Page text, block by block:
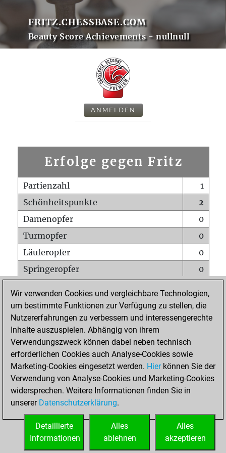
FRITZ.CHESSBASE.COM
Beauty Score Achievements - nullnull
ANMELDEN
Erfolge gegen Fritz
Partienzahl
1
Schönheitspunkte
2
Damenopfer
0
Turmopfer
0
Läuferopfer
0
Springeropfer
0
Matt auf vollem Brett
0
Bauer setzt Matt
0
Erstickte Matts
Unterverwandlungen
Türme auf der siebten
0
STARTSEITE
Wir verwenden Cookies und vergleichbare Technologien,
um bestimmte Funktionen zur Verfügung zu stellen, die
Nutzererfahrungen zu verbessern und interessengerechte
Inhalte auszuspielen. Abhängig von ihrem
Verwendungszweck können dabei neben technisch
erforderlichen Cookies auch Analyse-Cookies sowie
Marketing-Cookies eingesetzt werden. Hierkönnen Sie der
Verwendung von Analyse-Cookies und Marketing-Cookies
widersprechen. Weitere Informationen finden Sie in
unserer Datenschutzerklärung.
Alles
akzeptieren
Alles
ablehnen
Detaillierte
Informationen